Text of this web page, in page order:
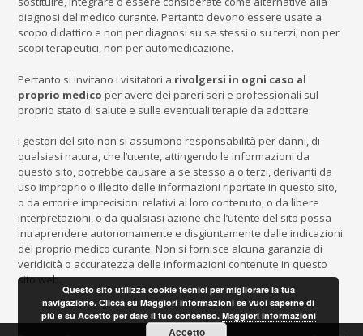
diagnosi del medico curante. Pertanto devono essere usate a
scopo didattico e non per diagnosi su se stessi o su terzi, non per
scopi terapeutici, non per automedicazione.
Pertanto si invitano i visitatori a rivolgersi in ogni caso al
proprio medico per avere dei pareri seri e professionali sul
proprio stato di salute e sulle eventuali terapie da adottare.
I gestori del sito non si assumono responsabilità per danni, di
qualsiasi natura, che l’utente, attingendo le informazioni da
questo sito, potrebbe causare a se stesso a o terzi, derivanti da
uso improprio o illecito delle informazioni riportate in questo sito,
o da errori e imprecisioni relativi al loro contenuto, o da libere
interpretazioni, o da qualsiasi azione che l’utente del sito possa
intraprendere autonomamente e disgiuntamente dalle indicazioni
del proprio medico curante. Non si fornisce alcuna garanzia di
veridicità o accuratezza delle informazioni contenute in questo
sito web.
Questo sito utilizza cookie tecnici per migliorare la tua
navigazione. Clicca su Maggiori informazioni se vuoi saperne di
più e su Accetto per dare il tuo consenso. Maggiori informazioni
Accetto